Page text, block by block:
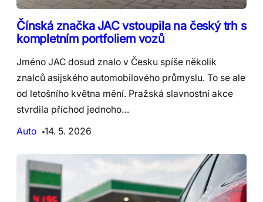
Čínská značka JAC vstoupila na český trh s
kompletním portfoliem vozů
Jméno JAC dosud znalo v Česku spíše několik
znalců asijského automobilového průmyslu. To se ale
od letošního května mění. Pražská slavnostní akce
stvrdila příchod jednoho…
Auto
14. 5. 2026